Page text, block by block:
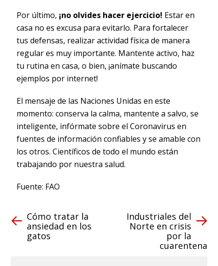
Por último, ¡no olvides hacer ejercicio! Estar en
casa no es excusa para evitarlo. Para fortalecer
tus defensas, realizar actividad física de manera
regular es muy importante. Mantente activo, haz
tu rutina en casa, o bien, ¡anímate buscando
ejemplos por internet!
El mensaje de las Naciones Unidas en este
momento: conserva la calma, mantente a salvo, se
inteligente, infórmate sobre el Coronavirus en
fuentes de información confiables y se amable con
los otros. Científicos de todo el mundo están
trabajando por nuestra salud.
Fuente: FAO
Cómo tratar la
ansiedad en los
gatos
Industriales del
Norte en crisis
por la
cuarentena